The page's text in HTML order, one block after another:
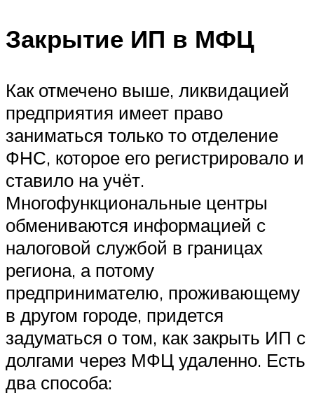
Закрытие ИП в МФЦ
Как отмечено выше, ликвидацией
предприятия имеет право
заниматься только то отделение
ФНС, которое его регистрировало и
ставило на учёт.
Многофункциональные центры
обмениваются информацией с
налоговой службой в границах
региона, а потому
предпринимателю, проживающему
в другом городе, придется
задуматься о том, как закрыть ИП с
долгами через МФЦ удаленно. Есть
два способа: